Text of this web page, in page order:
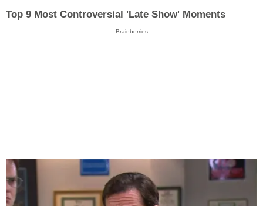
Top 9 Most Controversial 'Late Show' Moments
Brainberries